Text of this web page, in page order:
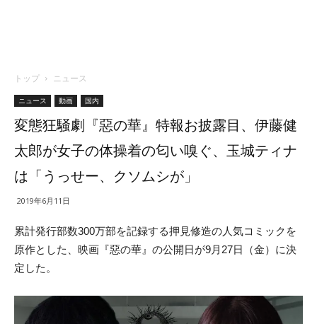
トップ ニュース
ニュース 動画 国内
変態狂騒劇『惡の華』特報お披露目、伊藤健
太郎が女子の体操着の匂い嗅ぐ、玉城ティナ
は「うっせー、クソムシが」
2019年6月11日
累計発行部数300万部を記録する押見修造の人気コミックを
原作とした、映画『惡の華』の公開日が9月27日（金）に決
定した。